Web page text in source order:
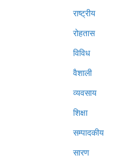
राष्ट्रीय
रोहतास
विविध
वैशाली
व्यवसाय
शिक्षा
सम्पादकीय
सारण